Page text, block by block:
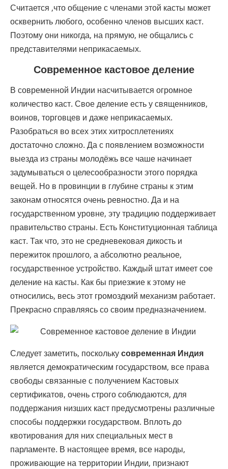
Считается ,что общение с членами этой касты может
осквернить любого, особенно членов высших каст.
Поэтому они никогда, на прямую, не общались с
представителями неприкасаемых.
Современное кастовое деление
В современной Индии насчитывается огромное
количество каст. Свое деление есть у священников,
воинов, торговцев и даже неприкасаемых.
Разобраться во всех этих хитросплетениях
достаточно сложно. Да с появлением возможности
выезда из страны молодёжь все чаше начинает
задумываться о целесообразности этого порядка
вещей. Но в провинции в глубине страны к этим
законам относятся очень ревностно. Да и на
государственном уровне, эту традицию поддерживает
правительство страны. Есть Конституционная таблица
каст. Так что, это не средневековая дикость и
пережиток прошлого, а абсолютно реальное,
государственное устройство. Каждый штат имеет сое
деление на касты. Как бы приезжие к этому не
относились, весь этот громоздкий механизм работает.
Прекрасно справляясь со своим предназначением.
Следует заметить, посколькусовременная Индия
является демократическим государством, все права
свободы связанные с получением Кастовых
сертификатов, очень строго соблюдаются, для
поддержания низших каст предусмотрены различные
способы поддержки государством. Вплоть до
квотирования для них специальных мест в
парламенте. В настоящее время, все народы,
проживающие на территории Индии, признают